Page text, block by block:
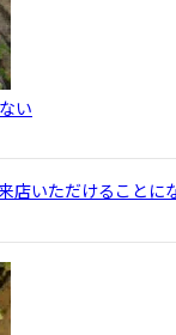
い
店いただけることに